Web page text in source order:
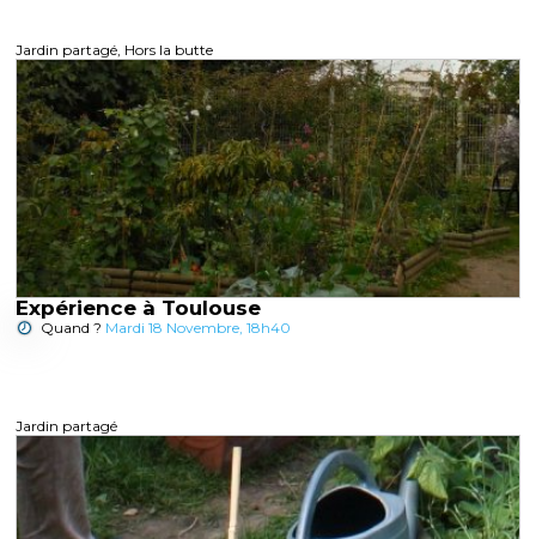
Jardin partagé, Hors la butte
Expérience à Toulouse
Quand ? Mardi 18 Novembre, 18h40
Jardin partagé